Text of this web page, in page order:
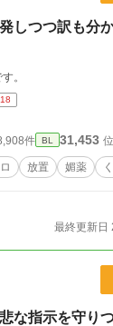
しつつ訳も分
。
件 BL 31,453
放置 媚薬
最終更新日
な指示を守り